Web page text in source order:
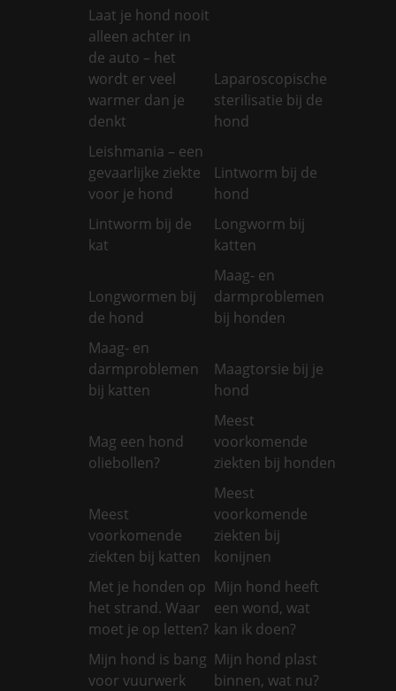
Laat je hond nooit
alleen achter in
de auto – het
wordt er veel
warmer dan je
denkt
Laparoscopische
sterilisatie bij de
hond
Leishmania – een
gevaarlijke ziekte
voor je hond
Lintworm bij de
hond
Lintworm bij de
kat
Longworm bij
katten
Longwormen bij
de hond
Maag- en
darmproblemen
bij honden
Maag- en
darmproblemen
bij katten
Maagtorsie bij je
hond
Mag een hond
oliebollen?
Meest
voorkomende
ziekten bij honden
Meest
voorkomende
ziekten bij katten
Meest
voorkomende
ziekten bij
konijnen
Met je honden op
het strand. Waar
moet je op letten?
Mijn hond heeft
een wond, wat
kan ik doen?
Mijn hond is bang
voor vuurwerk
Mijn hond plast
binnen, wat nu?